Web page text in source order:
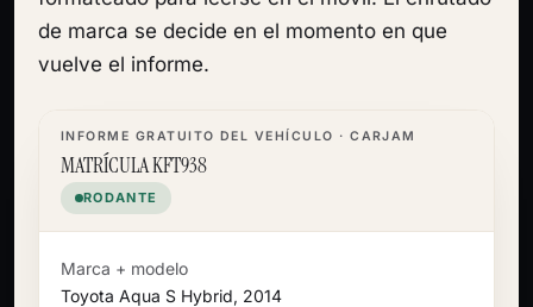
de marca se decide en el momento en que
vuelve el informe.
INFORME GRATUITO DEL VEHÍCULO · CARJAM
MATRÍCULA KFT938
RODANTE
Marca + modelo
Toyota Aqua S Hybrid, 2014